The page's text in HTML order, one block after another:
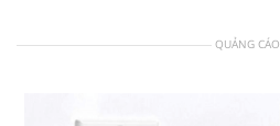
QUẢNG CÁO